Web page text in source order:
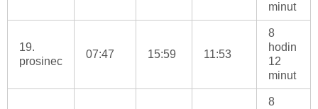
minut
19.
prosinec
07:47 15:59 11:53
8
hodin
12
minut
8